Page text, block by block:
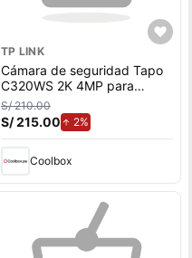
TP LINK
Cámara de seguridad Tapo
C320WS 2K 4MP para
exterior + Micro SD 64GB,
Wi-fi, visión nocturna, blanco
S/ 210.00
S/ 215.00 2%de aumento.
Coolbox